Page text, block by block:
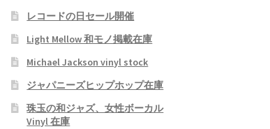
レコードの日セール開催
Light Mellow 和モノ掲載在庫
Michael Jackson vinyl stock
ジャパニーズヒップホップ在庫
珠玉の和ジャズ、女性ボーカル
Vinyl 在庫